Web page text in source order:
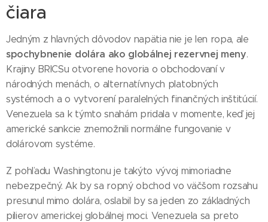
čiara
Jedným z hlavných dôvodov napätia nie je len ropa, ale
spochybnenie dolára ako globálnej rezervnej meny.
Krajiny BRICSu otvorene hovoria o obchodovaní v
národných menách, o alternatívnych platobných
systémoch a o vytvorení paralelných finančných inštitúcií.
Venezuela sa k týmto snahám pridala v momente, keď jej
americké sankcie znemožnili normálne fungovanie v
dolárovom systéme.
Z pohľadu Washingtonu je takýto vývoj mimoriadne
nebezpečný. Ak by sa ropný obchod vo väčšom rozsahu
presunul mimo dolára, oslabil by sa jeden zo základných
pilierov americkej globálnej moci. Venezuela sa preto